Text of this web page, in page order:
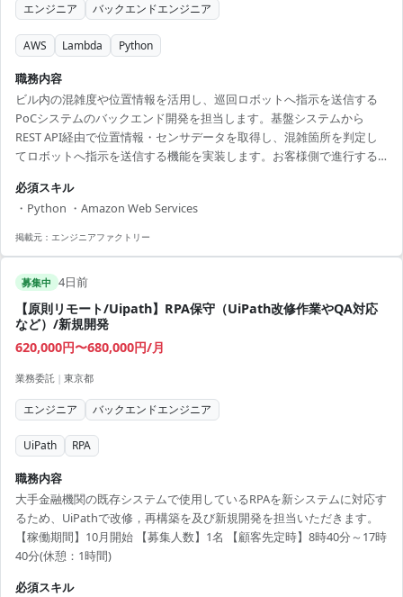
エンジニア バックエンドエンジニア
AWS Lambda Python
職務内容
ビル内の混雑度や位置情報を活用し、巡回ロボットへ指示を送信する
PoCシステムのバックエンド開発を担当します。基盤システムから
REST API経由で位置情報・センサデータを取得し、混雑箇所を判定し
てロボットへ指示を送信する機能を実装します。お客様側で進行する
・開発言語：Python ・クラウド：AWS ・AWSサービス：API
Gateway、Lambda、EventBridge ・API：REST API
必須スキル
・Python ・Amazon Web Services
掲載元： エンジニアファクトリー
募集中 4日前
【原則リモート/Uipath】RPA保守（UiPath改修作業やQA対応
など）/新規開発
620,000円〜680,000円/月
業務委託 | 東京都
エンジニア バックエンドエンジニア
UiPath RPA
職務内容
大手金融機関の既存システムで使用しているRPAを新システムに対応す
るため、UiPathで改修，再構築を及び新規開発を担当いただきます。
【稼働期間】10月開始 【募集人数】1名 【顧客先定時】8時40分～17時
40分(休憩：1時間)
必須スキル